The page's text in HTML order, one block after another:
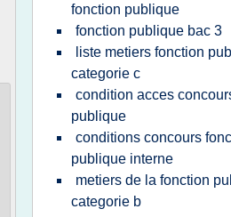
fonction publique
fonction publique bac 3
liste metiers fonction
categorie c
condition acces
publique
conditions concours
publique interne
metiers de la fonction
categorie b